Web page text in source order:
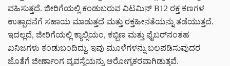
ವಹಿಸುತ್ತದೆ. ಜೀರಿಗೆಯಲ್ಲಿ ಕಂಡುಬರುವ ವಿಟಮಿನ್ B12 ರಕ್ತ ಕಣಗಳ
ಉತ್ಪಾದನೆಗೆ ಸಹಾಯ ಮಾಡುತ್ತದೆ ಮತ್ತು ರಕ್ತಹೀನತೆಯನ್ನು ತಡೆಯುತ್ತದೆ.
ಇದಲ್ಲದೆ, ಜೀರಿಗೆಯಲ್ಲಿ ಕ್ಯಾಲ್ಸಿಯಂ, ಕಬ್ಬಿಣ ಮತ್ತು ಫೈಬರ್‌ನಂತಹ
ಖನಿಜಗಳು ಕಂಡುಬಂದಿದ್ದು, ಇವು ಮೂಳೆಗಳನ್ನು ಬಲಪಡಿಸುವುದರ
ಜೊತೆಗೆ ಜೀರ್ಣಾಂಗ ವ್ಯವಸ್ಥೆಯನ್ನು ಆರೋಗ್ಯಕರವಾಗಿಡುತ್ತವೆ.